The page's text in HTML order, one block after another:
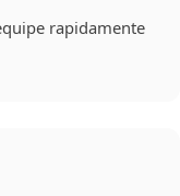
rapidamente